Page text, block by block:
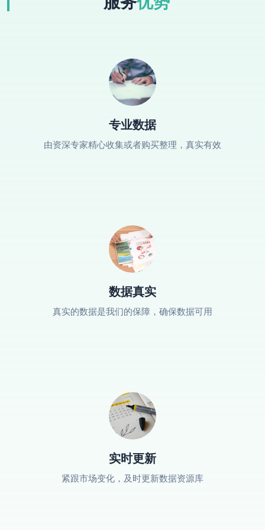
专业数据
由资深专家精心收集或者购买整理，真实有效
数据真实
真实的数据是我们的保障，确保数据可用
实时更新
紧跟市场变化，及时更新数据资源库